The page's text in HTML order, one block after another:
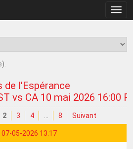
la
de l'Espérance
vs CA 10 mai 2026 16:00
2 3 4 8 Suivant
07-05-2026 13:17